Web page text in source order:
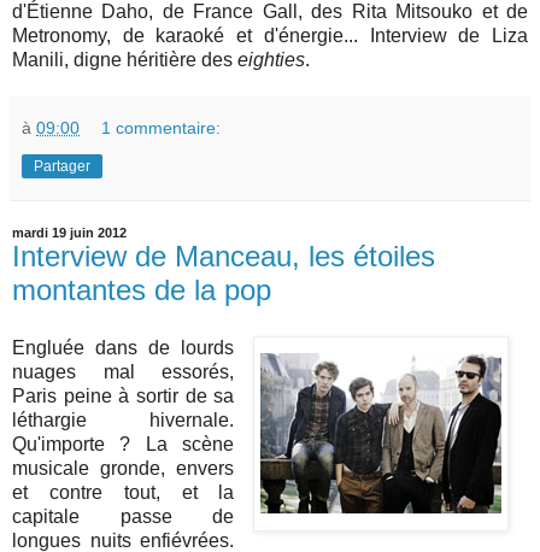
d'Étienne Daho, de France Gall, des Rita Mitsouko et de
Metronomy, de karaoké et d'énergie... Interview de Liza
Manili, digne héritière des eighties.
à 09:00 1 commentaire:
Partager
mardi 19 juin 2012
Interview de Manceau, les étoiles
montantes de la pop
Engluée dans de lourds
nuages mal essorés,
Paris peine à sortir de sa
léthargie hivernale.
Qu'importe ? La scène
musicale gronde, envers
et contre tout, et la
capitale passe de
longues nuits enfiévrées.